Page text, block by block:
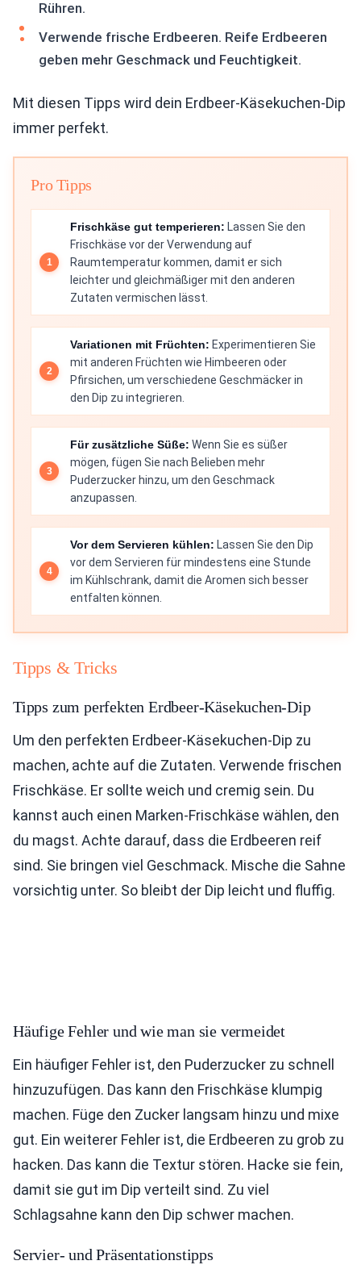
Rühren.
Verwende frische Erdbeeren. Reife Erdbeeren
geben mehr Geschmack und Feuchtigkeit.
Mit diesen Tipps wird dein Erdbeer-Käsekuchen-Dip
immer perfekt.
Pro Tipps
Frischkäse gut temperieren: Lassen Sie den
Frischkäse vor der Verwendung auf
Raumtemperatur kommen, damit er sich
leichter und gleichmäßiger mit den anderen
Zutaten vermischen lässt.
Variationen mit Früchten: Experimentieren Sie
mit anderen Früchten wie Himbeeren oder
Pfirsichen, um verschiedene Geschmäcker in
den Dip zu integrieren.
Für zusätzliche Süße: Wenn Sie es süßer
mögen, fügen Sie nach Belieben mehr
Puderzucker hinzu, um den Geschmack
anzupassen.
Vor dem Servieren kühlen: Lassen Sie den Dip
vor dem Servieren für mindestens eine Stunde
im Kühlschrank, damit die Aromen sich besser
entfalten können.
Tipps & Tricks
Tipps zum perfekten Erdbeer-Käsekuchen-Dip
Um den perfekten Erdbeer-Käsekuchen-Dip zu
machen, achte auf die Zutaten. Verwende frischen
Frischkäse. Er sollte weich und cremig sein. Du
kannst auch einen Marken-Frischkäse wählen, den
du magst. Achte darauf, dass die Erdbeeren reif
sind. Sie bringen viel Geschmack. Mische die Sahne
vorsichtig unter. So bleibt der Dip leicht und fluffig.
Häufige Fehler und wie man sie vermeidet
Ein häufiger Fehler ist, den Puderzucker zu schnell
hinzuzufügen. Das kann den Frischkäse klumpig
machen. Füge den Zucker langsam hinzu und mixe
gut. Ein weiterer Fehler ist, die Erdbeeren zu grob zu
hacken. Das kann die Textur stören. Hacke sie fein,
damit sie gut im Dip verteilt sind. Zu viel
Schlagsahne kann den Dip schwer machen.
Servier- und Präsentationstipps